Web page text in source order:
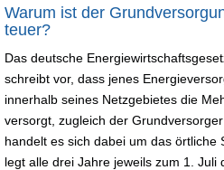
Warum ist der
teuer?
Das deutsche
schreibt vor, dass jenes
innerhalb seines Netzgebietes die
versorgt, zugleich der
handelt es sich dabei um das örtliche
legt alle drei Jahre jeweils zum 1. Juli